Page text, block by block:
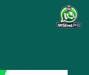
الرئيسية